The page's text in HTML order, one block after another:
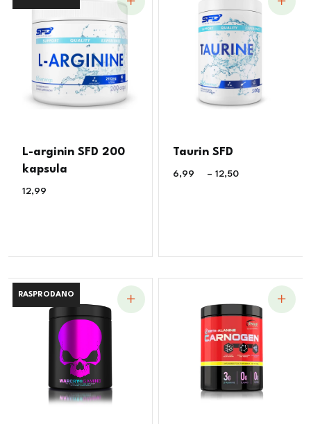
L-arginin SFD 200
kapsula
12,99
Taurin SFD
6,99 –12,50
RASPRODANO
RASPRODANO